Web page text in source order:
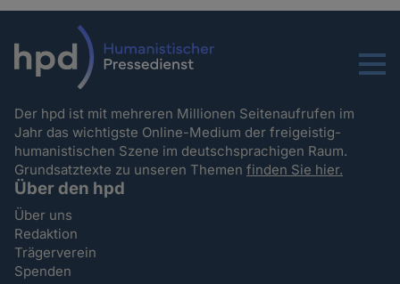
Menu
Der hpd ist mit mehreren Millionen Seitenaufrufen im
Jahr das wichtigste Online-Medium der freigeistig-
humanistischen Szene im deutschsprachigen Raum.
Grundsatztexte zu unseren Themenfinden Sie hier.
Über den hpd
Über uns
Redaktion
Trägerverein
Spenden